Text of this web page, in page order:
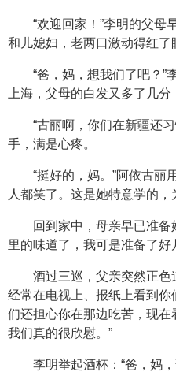
“欢迎回家！”李明的父母
和儿媳妇，老两口激动得红了
“爸，妈，想我们了吧？”
上海，父母的白发又多了几分
“古丽啊，你们在新疆还
手，满是心疼。
“挺好的，妈。”阿依古丽
人都笑了。这是她特意学的，
回到家中，母亲早已准备
里的味道了，我可是准备了好
酒过三巡，父亲突然正色
经常在电视上、报纸上看到
们还担心你在那边吃苦，现在
我们真的很欣慰。”
李明举起酒杯：“爸，妈